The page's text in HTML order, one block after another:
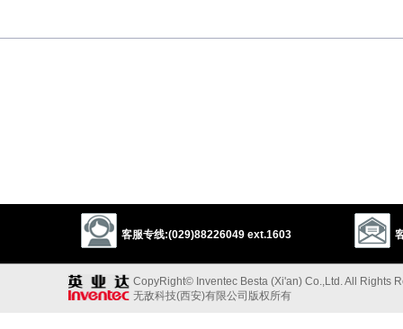
客服专线:(029)88226049 ext.1603
CopyRight© Inventec Besta (Xi'an) Co.,Ltd. All Rights
无敌科技(西安)有限公司版权所有